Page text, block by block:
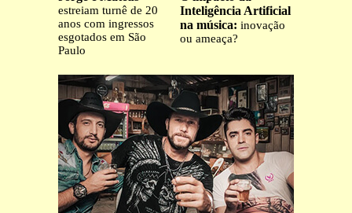
estreiam turnê de 20
anos com ingressos
esgotados em São
Paulo
Inteligência Artificial
na música: inovação
ou ameaça?